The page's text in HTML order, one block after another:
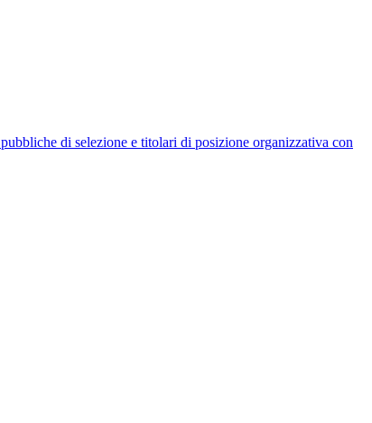
di selezione e titolari di posizione organizzativa con